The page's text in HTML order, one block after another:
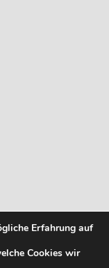
Erfahrung auf
Cookies wir